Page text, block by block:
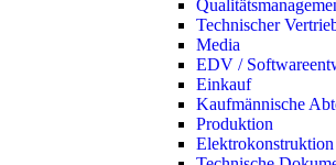
Technischer
Media
EDV /
Einkauf
Kaufmännische
Produktion
Elektrokonstruktion